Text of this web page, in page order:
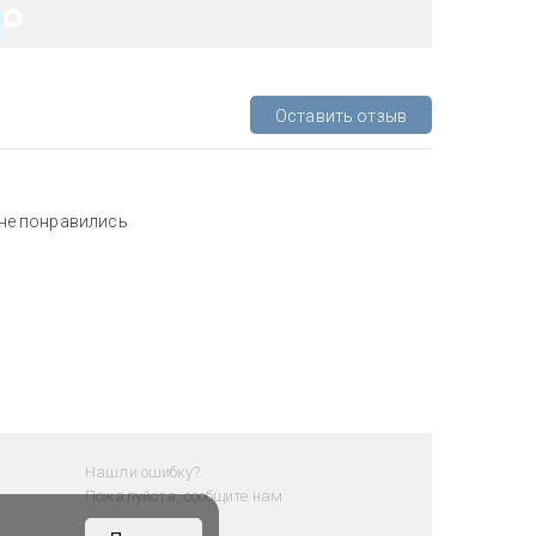
Оставить отзыв
понравились
Нашли ошибку?
Пожалуйста, сообщите нам